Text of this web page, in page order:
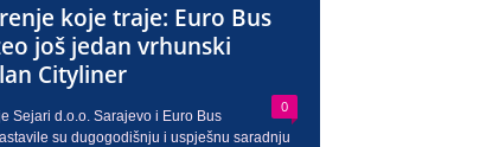
koje traje: Euro Bus
još jedan vrhunski
Cityliner
0
Sejari d.o.o. Sarajevo i Euro Bus
su dugogodišnju i uspješnu saradnju